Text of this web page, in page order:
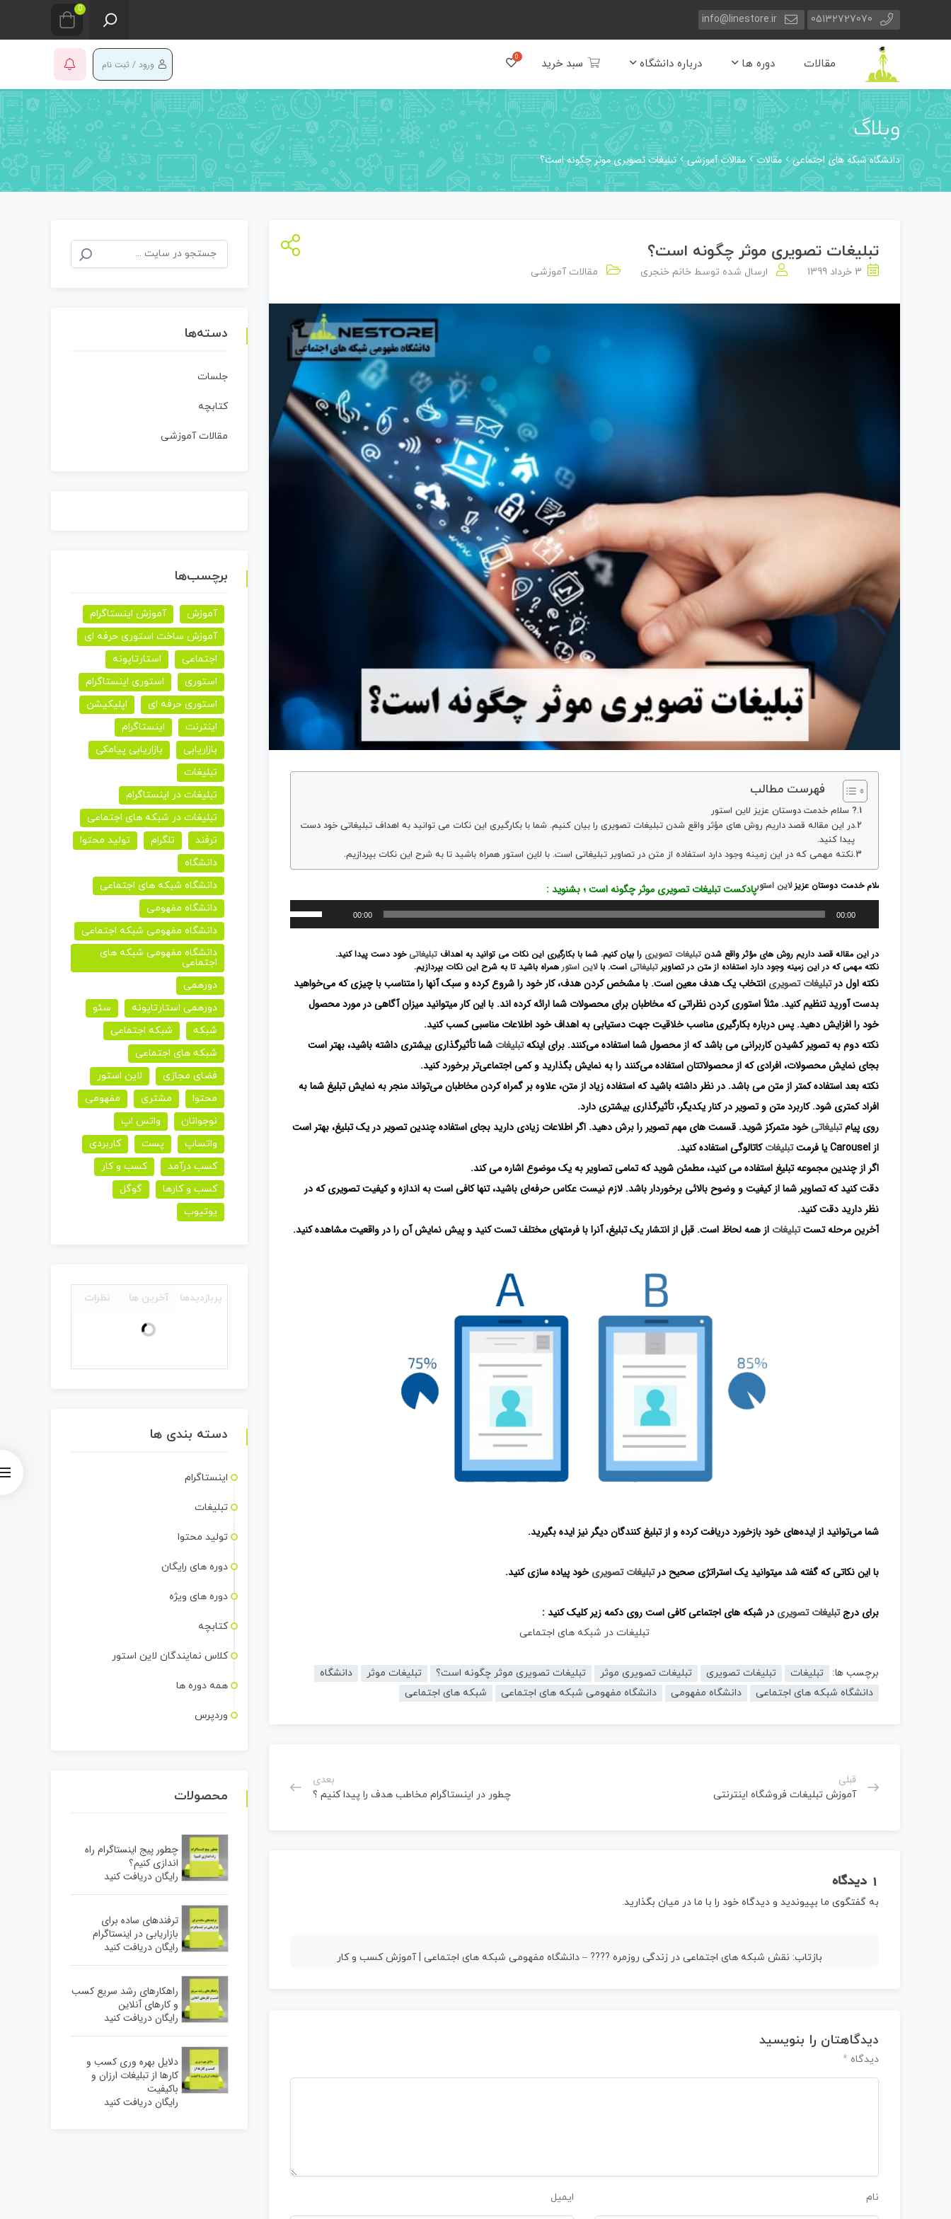
05132727070
info@linestore.ir
0
مقالات دوره ها درباره دانشگاه سبد خرید ورود / ثبت نام
وبلاگ
دانشگاه شبکه های اجتماعی مقالات مقالات آموزشی تبلیغات تصویری موثر چگونه است؟
تبلیغات تصویری موثر چگونه است؟
3 خرداد 1399 ارسال شده توسط خانم خنجری مقالات آموزشی
فهرست مطالب
? سلام خدمت دوستان عزیز لاین استور
در این مقاله قصد داریم روش های مؤثر واقع شدن تبلیغات تصویری را بیان کنیم. شما با بکارگیری این نکات می توانید به اهداف تبلیغاتی خود دست
پیدا کنید.
نکته مهمی که در این زمینه وجود دارد استفاده از متن در تصاویر تبلیغاتی است. با لاین استور همراه باشید تا به شرح این نکات بپردازیم.
? سلام خدمت دوستان عزیزلاین استورپادکست تبلیغات تصویری موثر چگونه است ؛ بشنوید :
پخش‌کننده
00:00
00:00
در این مقاله قصد داریم روش های مؤثر واقع شدن تبلیغات تصویری را بیان کنیم. شما با بکارگیری این نکات می توانید به اهداف تبلیغاتی خود دست پیدا کنید.
نکته مهمی که در این زمینه وجود دارد استفاده از متن در تصاویر تبلیغاتی است. بالاین استور همراه باشید تا به شرح این نکات بپردازیم.
نکته اول درتبلیغات تصویری انتخاب یک هدف معین است. با مشخص کردن هدف، کار خود را شروع کرده و سبک آنها را متناسب با چیزی که می‌خواهید
بدست آورید تنظیم کنید. مثلاً استوری کردن نظراتی که مخاطبان برای محصولات شما ارائه کرده اند. با این کار میتوانید میزان آگاهی در مورد محصول
خود را افزایش دهید. پس درباره بکارگیری مناسب خلاقیت جهت دستیابی به اهداف خود اطلاعات مناسبی کسب کنید.
نکته دوم به تصویر کشیدن کاربرانی می باشد که از محصول شما استفاده می‌کنند. برای اینکهتبلیغات شما تأثیرگذاری بیشتری داشته باشید، بهتر است
بجای نمایش محصولات، افرادی که از محصولاتتان استفاده می‌کنند را به نمایش بگذارید و کمی اجتماعی‌تر برخورد کنید.
نکته بعد استفاده کمتر از متن می باشد. در نظر داشته باشید که استفاده زیاد از متن، علاوه بر گمراه کردن مخاطبان می‌تواند منجر به نمایش تبلیغ شما به
افراد کمتری شود. کاربرد متن و تصویر در کنار یکدیگر، تأثیرگذاری بیشتری دارد.
روی پیامتبلیغاتیخود متمرکز شوید. قسمت های مهم تصویر را برش دهید. اگر اطلاعات زیادی دارید بجای استفاده چندین تصویر در یک تبلیغ، بهتر است
از Carousel یا فرمت
تبلیغاتکاتالوگی استفاده کنید.
اگر از چندین مجموعه تبلیغ استفاده می کنید، مطمئن شوید که تمامی تصاویر به یک موضوع اشاره می کند.
دقت کنید که تصاویر شما از کیفیت و وضوح بالائی برخوردار باشد. لازم نیست عکاس حرفه‌ای باشید، تنها کافی است به اندازه و کیفیت تصویری که در
نظر دارید دقت کنید.
آخرین مرحله تستتبلیغات از همه لحاظ است. قبل از انتشار یک تبلیغ، آنرا با فرمتهای مختلف تست کنید و پیش نمایش آن را در واقعیت مشاهده کنید.
شما می‌توانید از ایده‌های خود بازخورد دریافت کرده و از تبلیغ کنندگان دیگر نیز ایده بگیرید.
با این نکاتی که گفته شد میتوانید یک استراتژی صحیح درتبلیغات تصویریخود پیاده سازی کنید.
برای درجتبلیغات تصویری در شبکه های اجتماعی کافی است روی دکمه زیر کلیک کنید :
تبلیغات در شبکه های اجتماعی
برچسب ها: تبلیغات تبلیغات تصویری تبلیغات تصویری موثر تبلیغات تصویری موثر چگونه است؟ تبلیغات موثر
دانشگاه
دانشگاه شبکه های اجتماعی
دانشگاه مفهومی دانشگاه مفهومی شبکه های اجتماعی شبکه های اجتماعی
قبلی
آموزش تبلیغات فروشگاه اینترنتی
بعدی
چطور در اینستاگرام مخاطب هدف را پیدا کنیم ؟
1 دیدگاه
به گفتگوی ما بپیوندید و دیدگاه خود را با ما در میان بگذارید.
بازتاب: نقش شبکه های اجتماعی در زندگی روزمره ?‍?‍?‍? – دانشگاه مفهومی شبکه های اجتماعی | آموزش کسب و کار
دیدگاهتان را بنویسید
دیدگاه *
نام ایمیل
جستجو
برای:
دسته‌ها
جلسات
کتابچه
مقالات آموزشی
برچسب‌ها
آموزش
آموزش اینستاگرام
آموزش ساخت استوری حرفه ای
اجتماعی
استارتاپونه
استوری
استوری اینستاگرام
استوری حرفه ای
اپلیکیشن
اینترنت
اینستاگرام
بازاریابی
بازاریابی پیامکی
تبلیغات
تبلیغات در اینستاگرام
تبلیغات در شبکه های اجتماعی
ترفند
تلگرام
تولید محتوا
دانشگاه
دانشگاه شبکه های اجتماعی
دانشگاه مفهومی
دانشگاه مفهومی شبکه اجتماعی
دانشگاه مفهومی شبکه های
اجتماعی
دورهمی
دورهمی استارتاپونه
سئو
شبکه
شبکه اجتماعی
شبکه های اجتماعی
فضای مجازی
لاین استور
محتوا
مشتری
مفهومی
نوجوانان
واتس اپ
واتساپ
پست
کاربردی
کسب درآمد
کسب و کار
کسب و کارها
گوگل
یوتیوب
پربازدیدها آخرین ها نظرات
دسته بندی ها
اینستاگرام
تبلیغات
تولید محتوا
دوره های رایگان
دوره های ویژه
کتابچه
کلاس نمایندگان لاین استور
همه دوره ها
وردپرس
محصولات
چطور پیج اینستاگرام راه
اندازی کنیم؟
رایگان دریافت کنید
ترفندهای ساده برای
بازاریابی در اینستاگرام
رایگان دریافت کنید
راهکارهای رشد سریع کسب
و کارهای آنلاین
رایگان دریافت کنید
دلایل بهره وری کسب و
کارها از تبلیغات ارزان و
باکیفیت
رایگان دریافت کنید